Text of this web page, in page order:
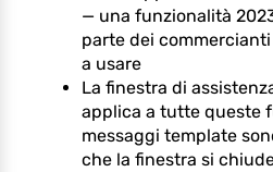
— una funzionalità
parte dei
a usare
La finestra di
applica a tutte queste
messaggi template
che la finestra si